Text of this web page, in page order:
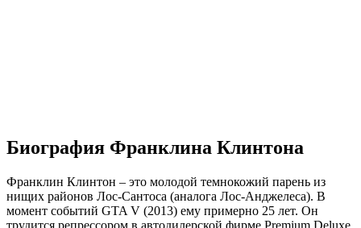
Биография Франклина Клинтона
Франклин Клинтон – это молодой темнокожий парень из
нищих районов Лос-Сантоса (аналога Лос-Анджелеса). В
момент событий GTA V (2013) ему примерно 25 лет. Он
трудится репрессором в автодилерской фирме Premium Deluxe